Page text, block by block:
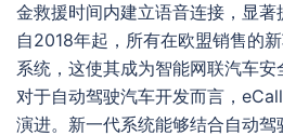
金救援时间内建立语音连接，显著
自2018年起，所有在欧盟销售的
系统，这使其成为智能网联汽车安
对于自动驾驶汽车开发而言，
演进。新一代系统能够结合自动驾